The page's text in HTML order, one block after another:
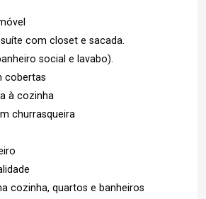
com closet e sacada.
social e lavabo).
cobertas
à cozinha
churrasqueira
cozinha, quartos e banheiros